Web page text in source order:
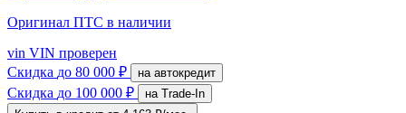
Оригинал ПТС в наличии
vin VIN проверен
Скидка до 80 000 ₽ на автокредит
Скидка до 100 000 ₽
на Trade-In